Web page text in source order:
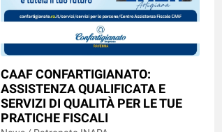
CAAF CONFARTIGIANATO:
ASSISTENZA QUALIFICATA E
SERVIZI DI QUALITÀ PER LE TUE
PRATICHE FISCALI